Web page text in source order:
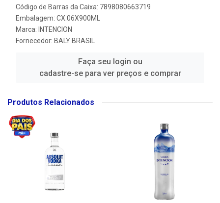
Código de Barras da Caixa: 7898080663719
Embalagem: CX.06X900ML
Marca: INTENCION
Fornecedor: BALY BRASIL
Faça seu login ou
cadastre-se para ver preços e comprar
Produtos Relacionados